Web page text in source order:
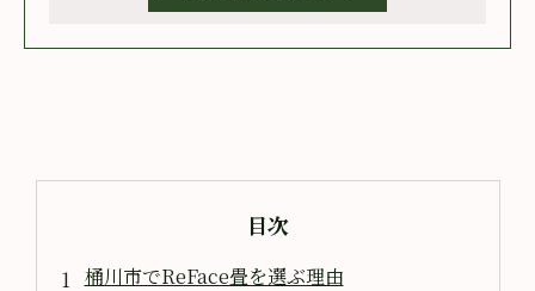
目次
桶川市でReFace畳を選ぶ理由